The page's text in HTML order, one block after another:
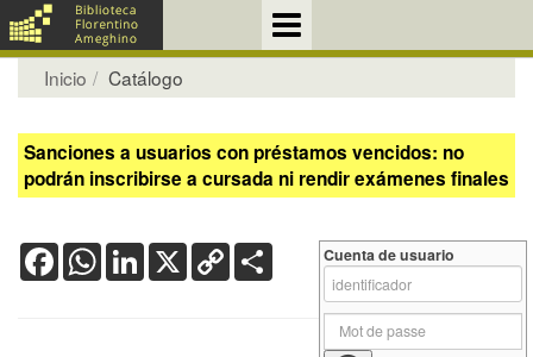
Inicio Catálogo
Sanciones a usuarios con préstamos vencidos: no
podrán inscribirse a cursada ni rendir exámenes finales
FacebookWhatsApp
LinkedIn
X Copy
Link
Cuenta de usuario